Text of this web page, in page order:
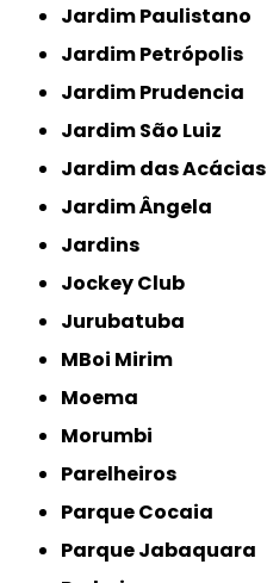
Jardim Paulistano
Jardim Petrópolis
Jardim Prudencia
Jardim São Luiz
Jardim das Acácias
Jardim Ângela
Jardins
Jockey Club
Jurubatuba
MBoi Mirim
Moema
Morumbi
Parelheiros
Parque Cocaia
Parque Jabaquara